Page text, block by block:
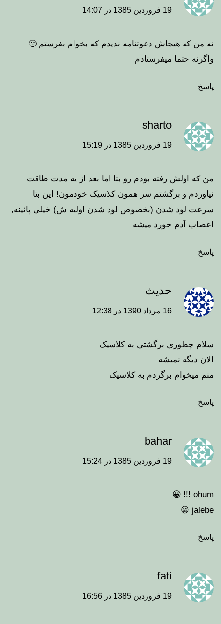
19 فروردین 1385 در 14:07
نه من که هیجاش دعوتنامه ندیدم که بخوام بفرستم 🙁
واگرنه حتما میفرستادم
پاسخ
sharto
19 فروردین 1385 در 15:19
من که اولش رفته بودم رو بتا اما بعد از یه مدت طاقت
نیاوردم و برگشتم سر همون کلاسیک خودمون! این بتا
سرعت لود شدن (بخصوص لود شدن اولیه ش) خیلی پائینه,
اعصاب آدم خورد میشه
پاسخ
حدیث
16 مرداد 1390 در 12:38
سلام چطوری برگشتی به کلاسیک
الان دیگه نمیشه
منم میخوام برگردم به کلاسیک
پاسخ
bahar
19 فروردین 1385 در 15:24
ohum !!! 😀
jalebe 😀
پاسخ
fati
19 فروردین 1385 در 16:56